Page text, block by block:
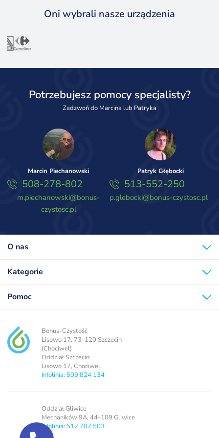
Oni wybrali nasze urządzenia
Potrzebujesz pomocy specjalisty?
Zadzwoń do Marcina lub Patryka
Marcin Piechanowski
508-278-802
m.piechanowski@bonus-
czystosc.pl
Patryk Głębocki
513-552-250
p.glebocki@bonus-czystosc.pl
O nas
Kategorie
Pomoc
Bonus-Czystość
Lisowo 17, 73-120 Szczecin
(Chociwel)
Oddział Szczecin
Lisowo 17, Chociwel
Infolinia: 509 824 134
Oddział Gliwice
Mechaników 9A, 44-109 Gliwice
Infolinia: 512 707 503